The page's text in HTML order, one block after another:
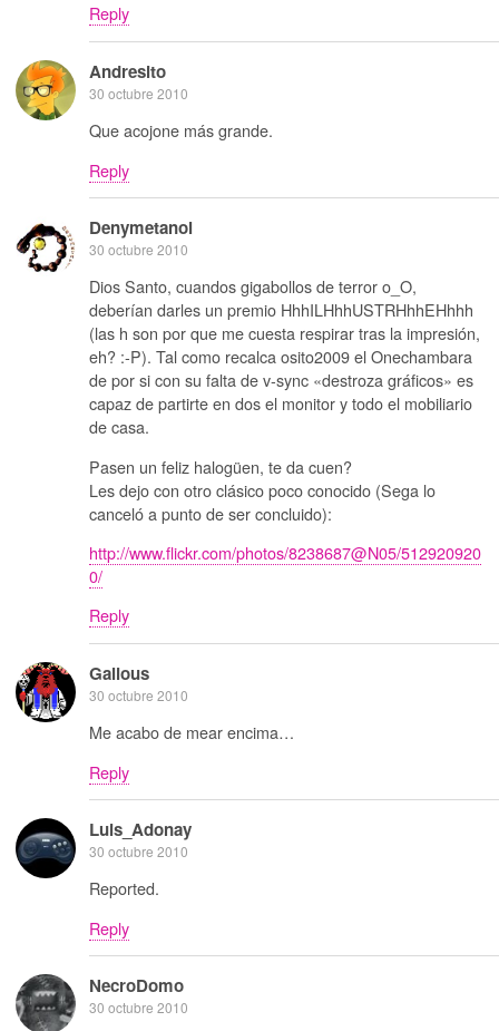
Reply
Andresito
30 octubre 2010
Que acojone más grande.
Reply
Denymetanol
30 octubre 2010
Dios Santo, cuandos gigabollos de terror o_O,
deberían darles un premio HhhILHhhUSTRHhhEHhhh
(las h son por que me cuesta respirar tras la impresión,
eh? :-P). Tal como recalca osito2009 el Onechambara
de por si con su falta de v-sync «destroza gráficos» es
capaz de partirte en dos el monitor y todo el mobiliario
de casa.
Pasen un feliz halogüen, te da cuen?
Les dejo con otro clásico poco conocido (Sega lo
canceló a punto de ser concluido):
http://www.flickr.com/photos/8238687@N05/512920920
0/
Reply
Galious
30 octubre 2010
Me acabo de mear encima…
Reply
Luis_Adonay
30 octubre 2010
Reported.
Reply
NecroDomo
30 octubre 2010